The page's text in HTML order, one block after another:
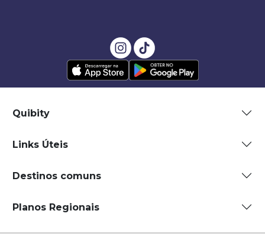
Quibity
Links Úteis
Destinos comuns
Planos Regionais